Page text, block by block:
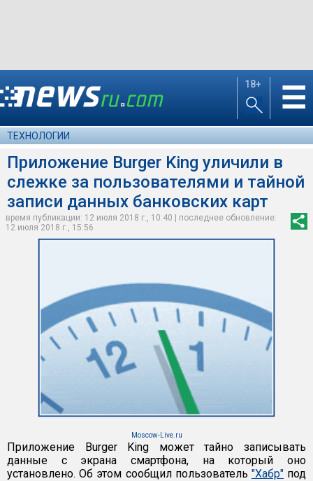
18+ ☰
ТЕХНОЛОГИИ
Приложение Burger King уличили в
слежке за пользователями и тайной
записи данных банковских карт
время публикации: 12 июля 2018 г., 10:40 | последнее обновление:
12 июля 2018 г., 15:56
Moscow-Live.ru
Приложение Burger King может тайно записывать
данные с экрана смартфона, на который оно
установлено. Об этом сообщил пользователь "Хабр"под